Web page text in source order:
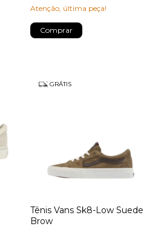
Atenção, última peça!
Comprar
GRÁTIS
Tênis Vans Sk8-Low Suede
Brow